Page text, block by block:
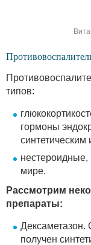
типов:
гормоны
мире.
Рассмотрим
препараты:
Дексаметазон.
получен